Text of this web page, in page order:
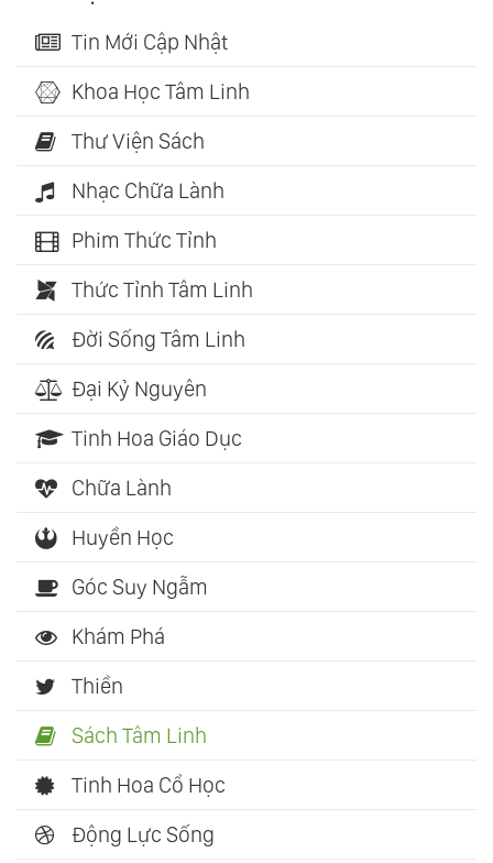
Tin Mới Cập Nhật
Khoa Học Tâm Linh
Thư Viện Sách
Nhạc Chữa Lành
Phim Thức Tỉnh
Thức Tỉnh Tâm Linh
Đời Sống Tâm Linh
Đại Kỷ Nguyên
Tinh Hoa Giáo Dục
Chữa Lành
Huyền Học
Góc Suy Ngẫm
Khám Phá
Thiền
Sách Tâm Linh
Tinh Hoa Cổ Học
Động Lực Sống